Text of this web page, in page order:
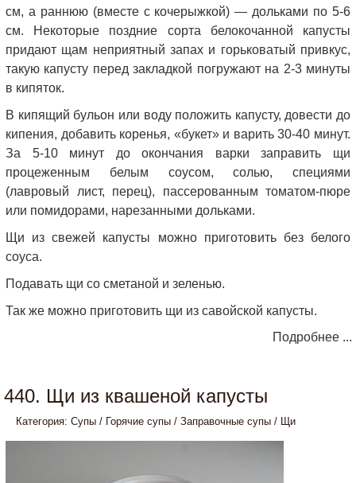
см, а раннюю (вместе с кочерыжкой) — дольками по 5-6
см. Некоторые поздние сорта белокочанной капусты
придают щам неприятный запах и горьковатый привкус,
такую капусту перед закладкой погружают на 2-3 минуты
в кипяток.
В кипящий бульон или воду положить капусту, довести до
кипения, добавить коренья, «букет» и варить 30-40 минут.
За 5-10 минут до окончания варки заправить щи
процеженным белым соусом, солью, специями
(лавровый лист, перец), пассерованным томатом-пюре
или помидорами, нарезанными дольками.
Щи из свежей капусты можно приготовить без белого
соуса.
Подавать щи со сметаной и зеленью.
Так же можно приготовить щи из савойской капусты.
Подробнее ...
440. Щи из квашеной капусты
Категория: Супы / Горячие супы / Заправочные супы / Щи